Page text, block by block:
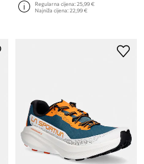
Regularna cijena:25,99 €
Najniža cijena:22,99 €